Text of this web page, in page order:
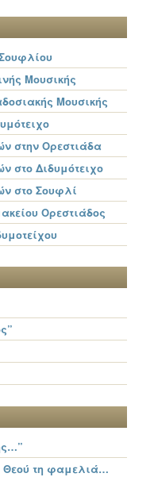
Μουσικής
Μουσικής
στην Ορεστιάδα
στο Διδυμότειχο
στο Σουφλί
Ορεστιάδος
Θεού τη φαμελιά…